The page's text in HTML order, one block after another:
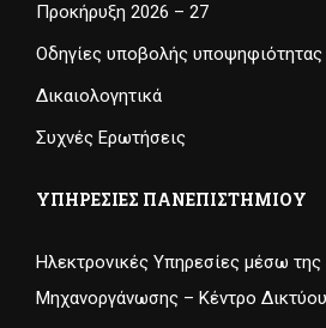
Προκήρυξη 2026 – 27
Οδηγίες υποβολής υποψηφιότητας
Δικαιολογητικά
Συχνές Ερωτήσεις
ΥΠΗΡΕΣΊΕΣ ΠΑΝΕΠΙΣΤΗΜΊΟΥ
Ηλεκτρονικές Υπηρεσίες μέσω
Μηχανοργάνωσης – Κέντρο Δικτύου